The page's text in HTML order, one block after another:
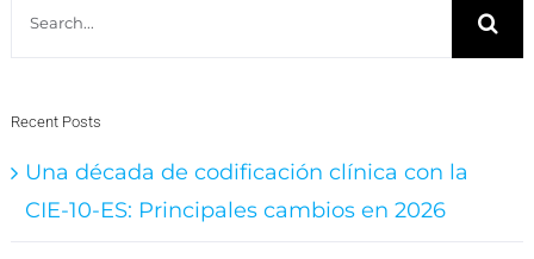
Recent Posts
Una década de codificación clínica con la
CIE-10-ES: Principales cambios en 2026